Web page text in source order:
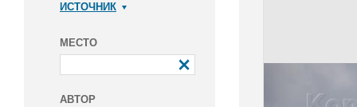
ИСТОЧНИК
МЕСТО
АВТОР